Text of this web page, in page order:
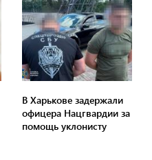
В Харькове задержали
офицера Нацгвардии за
помощь уклонисту